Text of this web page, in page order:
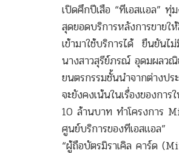
เปิดศึกปีเสือ “ทีเอสแอล”
สุดยอดบริการหลังการขายใ
เข้ามาใช้บริการได้ ยืนยัน
นางสาวสุรีย์ภรณ์ อุดมผลวณิ
ยนตรกรรมชั้นนำจากต่างป
จะยังคงเน้นในเรื่องของก
10 ล้านบาท ทำโครงการ
ศูนย์บริการของทีเอสแอล”
“ผู้ถือบัตรมิราเคิล คาร์ด